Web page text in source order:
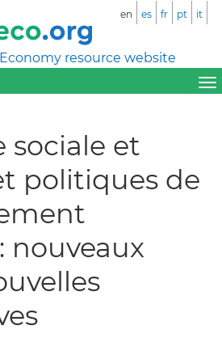
resource website
en es fr pt it
sociale et
politiques de
nouveaux